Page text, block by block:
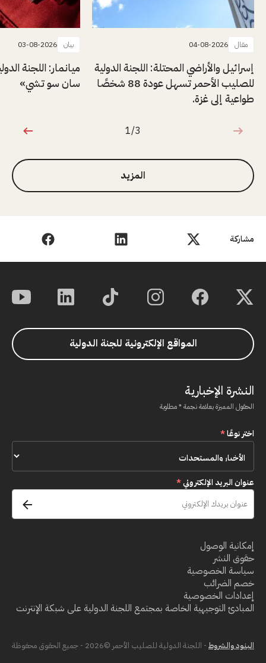
مشاركة
مقال 04-08-2026
إسرائيل والأراضي المحتلة: اللجنة الدولية
للصليب الأحمر تسهل عودة 88 شخصًا
طواعية إلى غزة.
بيان 03-08-2026
ميانمار: اللجنة
سان سو تشي»
1 من 3
1/3
المزيد
المواقع الإلكترونية للجنة الدولية
النشرة الإخبارية
الحقول المميزة بعلامة نجمة * مطلوبة
اختر نوعًا*
عنوان البريد الإلكتروني*
إمكانية الوصول
حقوق النشر
سياسة الخصوصية
خصم الضرائب
إعدادات الخصوصية
المبادئ التوجيهية الخاصة بمجتمع اللجنة الدولية على شبكة الإنترنت
البنود والشروط - اللجنة الدولية للصليب الأحمر ©2026 - جميع الحقوق محفوظة